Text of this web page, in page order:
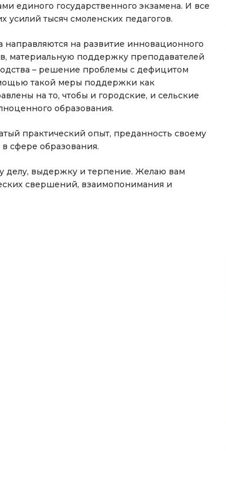
единого государственного экзамена. И все
усилий тысяч смоленских педагогов.
на развитие инновационного
материальную поддержку преподавателей
– решение проблемы с дефицитом
такой меры поддержки как
на то, чтобы и городские, и сельские
образования.
практический опыт, преданность своему
сфере образования.
делу, выдержку и терпение. Желаю вам
свершений, взаимопонимания и